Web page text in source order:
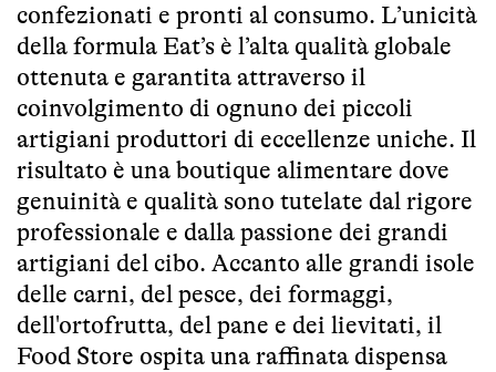
confezionati e pronti al consumo. L’unicità
della formula Eat’s è l’alta qualità globale
ottenuta e garantita attraverso il
coinvolgimento di ognuno dei piccoli
artigiani produttori di eccellenze uniche. Il
risultato è una boutique alimentare dove
genuinità e qualità sono tutelate dal rigore
professionale e dalla passione dei grandi
artigiani del cibo. Accanto alle grandi isole
delle carni, del pesce, dei formaggi,
dell'ortofrutta, del pane e dei lievitati, il
Food Store ospita una raffinata dispensa